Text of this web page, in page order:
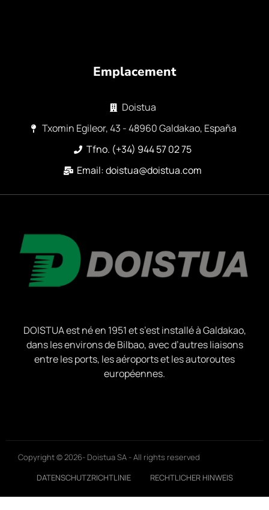
Emplacement
Doistua
Txomin Egileor, 43 - 48960 Galdakao, España
Tfno. (+34) 944 57 02 75
Email: doistua@doistua.com
DOISTUA est né en 1951 et s’est installé à Galdakao,
dans les environs de Bilbao, avec d’autres liaisons
entre les ports, les aéroports et les autoroutes
européennes.
Copyright © 2026- Doistua SA - All rights reserved
DATENSCHUTZRICHTLINIE
RECHTLICHER HINWEIS